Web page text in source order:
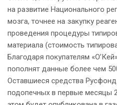
на развитие Национального
мозга, точнее на закупку
проведения процедуры
материала (стоимость
Благодаря покупателям
пополнят данные более чем
Оставшиеся средства
подопечных в первые месяцы